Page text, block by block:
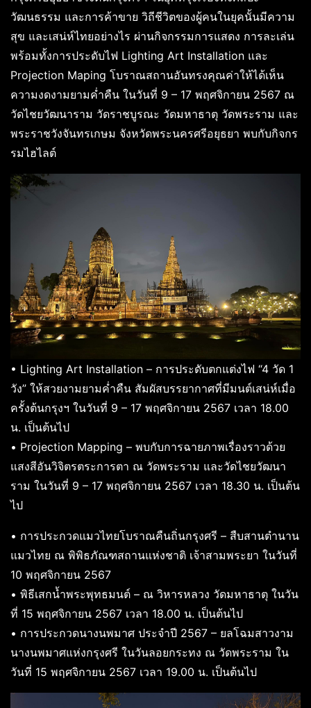
วัฒนธรรม และการค้าขาย วิถีชีวิตของผู้คนในยุคนั้นมีความ
สุข และเสน่ห์ไทยอย่างไร ผ่านกิจกรรมการแสดง การละเล่น
พร้อมทั้งการประดับไฟ Lighting Art Installation และ
Projection Maping โบราณสถานอันทรงคุณค่าให้ได้เห็น
ความงดงามยามค่ำคืน ในวันที่ 9 – 17 พฤศจิกายน 2567 ณ
วัดไชยวัฒนาราม วัดราชบูรณะ วัดมหาธาตุ วัดพระราม และ
พระราชวังจันทรเกษม จังหวัดพระนครศรีอยุธยา พบกับกิจกร
รมไฮไลต์
• Lighting Art Installation – การประดับตกแต่งไฟ “4 วัด 1
วัง” ให้สวยงามยามค่ำคืน สัมผัสบรรยากาศที่มีมนต์เสน่ห์เมื่อ
ครั้งต้นกรุงฯ ในวันที่ 9 – 17 พฤศจิกายน 2567 เวลา 18.00
น. เป็นต้นไป
• Projection Mapping – พบกับการฉายภาพเรื่องราวด้วย
แสงสีอันวิจิตรตระการตา ณ วัดพระราม และวัดไชยวัฒนา
ราม ในวันที่ 9 – 17 พฤศจิกายน 2567 เวลา 18.30 น. เป็นต้น
ไป
• การประกวดแมวไทยโบราณคืนถิ่นกรุงศรี – สืบสานตำนาน
แมวไทย ณ พิพิธภัณฑสถานแห่งชาติ เจ้าสามพระยา ในวันที่
10 พฤศจิกายน 2567
• พิธีเสกน้ำพระพุทธมนต์ – ณ วิหารหลวง วัดมหาธาตุ ในวัน
ที่ 15 พฤศจิกายน 2567 เวลา 18.00 น. เป็นต้นไป
• การประกวดนางนพมาศ ประจำปี 2567 – ยลโฉมสาวงาม
นางนพมาศแห่งกรุงศรี ในวันลอยกระทง ณ วัดพระราม ใน
วันที่ 15 พฤศจิกายน 2567 เวลา 19.00 น. เป็นต้นไป